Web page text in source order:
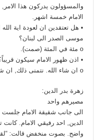
والمسؤولون يدركون هذا
الامام خمسة اشهر.
• هل تعتقدين ان لعودة اية الله
موسى الصدر الى لبنان؟
o مئة في المئة (صمت).
• اذن ظهور الامام سيكون
o ان شاء الله. نتمنى ذلك, ان شاء الله.
زهرة بدر الدين:
مصيرهم واحد
الى جانب شقيقة الامام جلست
الدين, احد رفيقي الامام.
واضح. بصوت منخفض قالت: